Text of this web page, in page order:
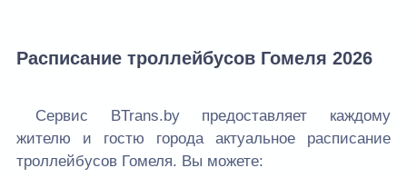
Расписание троллейбусов Гомеля 2026
Сервис BTrans.by предоставляет каждому
жителю и гостю города актуальное расписание
троллейбусов Гомеля. Вы можете: